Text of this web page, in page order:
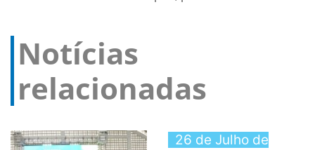
Notícias
relacionadas
26 de Julho de